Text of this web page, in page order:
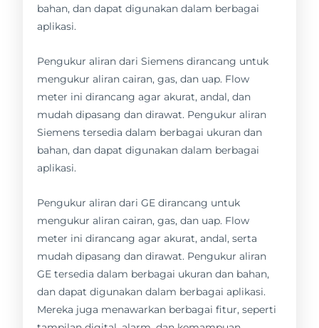
bahan, dan dapat digunakan dalam berbagai
aplikasi.
Pengukur aliran dari Siemens dirancang untuk
mengukur aliran cairan, gas, dan uap. Flow
meter ini dirancang agar akurat, andal, dan
mudah dipasang dan dirawat. Pengukur aliran
Siemens tersedia dalam berbagai ukuran dan
bahan, dan dapat digunakan dalam berbagai
aplikasi.
Pengukur aliran dari GE dirancang untuk
mengukur aliran cairan, gas, dan uap. Flow
meter ini dirancang agar akurat, andal, serta
mudah dipasang dan dirawat. Pengukur aliran
GE tersedia dalam berbagai ukuran dan bahan,
dan dapat digunakan dalam berbagai aplikasi.
Mereka juga menawarkan berbagai fitur, seperti